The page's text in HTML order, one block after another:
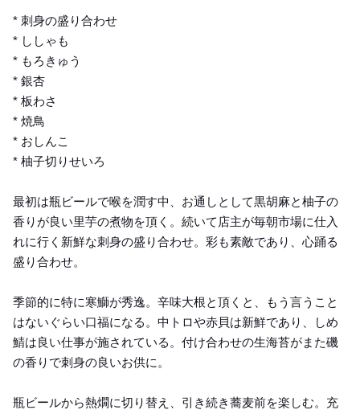
* 刺身の盛り合わせ
* ししゃも
* もろきゅう
* 銀杏
* 板わさ
* 焼鳥
* おしんこ
* 柚子切りせいろ
最初は瓶ビールで喉を潤す中、お通しとして黒胡麻と柚子の
香りが良い里芋の煮物を頂く。続いて店主が毎朝市場に仕入
れに行く新鮮な刺身の盛り合わせ。彩も素敵であり、心踊る
盛り合わせ。
季節的に特に寒鰤が秀逸。辛味大根と頂くと、もう言うこと
はないぐらい口福になる。中トロや赤貝は新鮮であり、しめ
鯖は良い仕事が施されている。付け合わせの生海苔がまた磯
の香りで刺身の良いお供に。
瓶ビールから熱燗に切り替え、引き続き蕎麦前を楽しむ。充